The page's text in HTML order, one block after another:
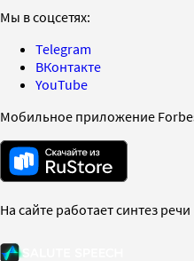
Мы в соцсетях:
Telegram
ВКонтакте
YouTube
Мобильное приложение
На сайте работает синтез речи